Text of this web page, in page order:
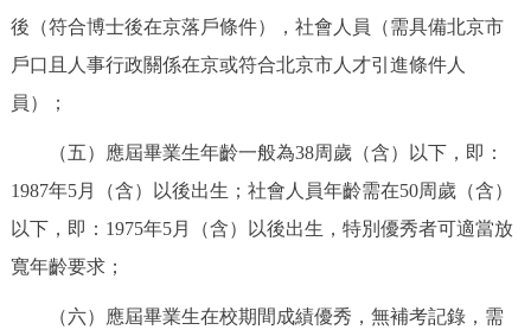
後（符合博士後在京落戶條件），社會人員（需具備北京市
戶口且人事行政關係在京或符合北京市人才引進條件人
員）；
（五）應屆畢業生年齡一般為38周歲（含）以下，即：
1987年5月（含）以後出生；社會人員年齡需在50周歲（含）
以下，即：1975年5月（含）以後出生，特別優秀者可適當放
寬年齡要求；
（六）應屆畢業生在校期間成績優秀，無補考記錄，需